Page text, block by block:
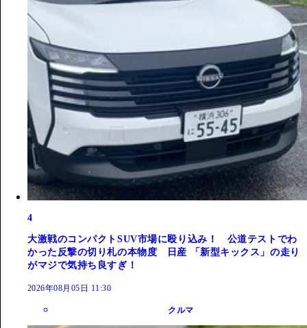
4
大激戦のコンパクトSUV市場に殴り込み！ 公道テストでわ
かった反撃の切り札の本物度 日産 「新型キックス」の走り
がマジで気持ち良すぎ！
2026年08月05日 11:30
クルマ